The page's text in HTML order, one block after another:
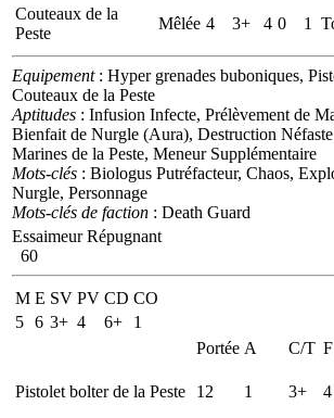
Couteaux de la
Peste
Mêlée 4 3+ 4 0 1
Equipement: Hyper grenades buboniques,
Couteaux de la Peste
Aptitudes : Infusion Infecte, Prélèvement de
Bienfait de Nurgle (Aura), Destruction
Marines de la Peste, Meneur Supplémentaire
Mots-clés : Biologus Putréfacteur, Chaos,
Nurgle, Personnage
Mots-clés de faction : Death Guard
Essaimeur Répugnant
60
M E SV PV CD CO
5 6 3+ 4 6+
1
Portée A C/T F
Pistolet bolter de la Peste 12 1 3+ 4